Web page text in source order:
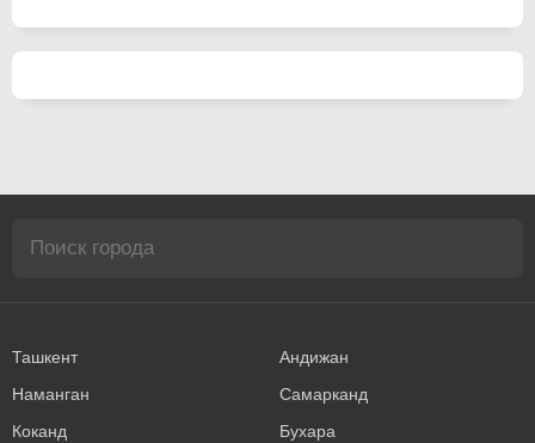
Ташкент
Андижан
Наманган
Самарканд
Коканд
Бухара